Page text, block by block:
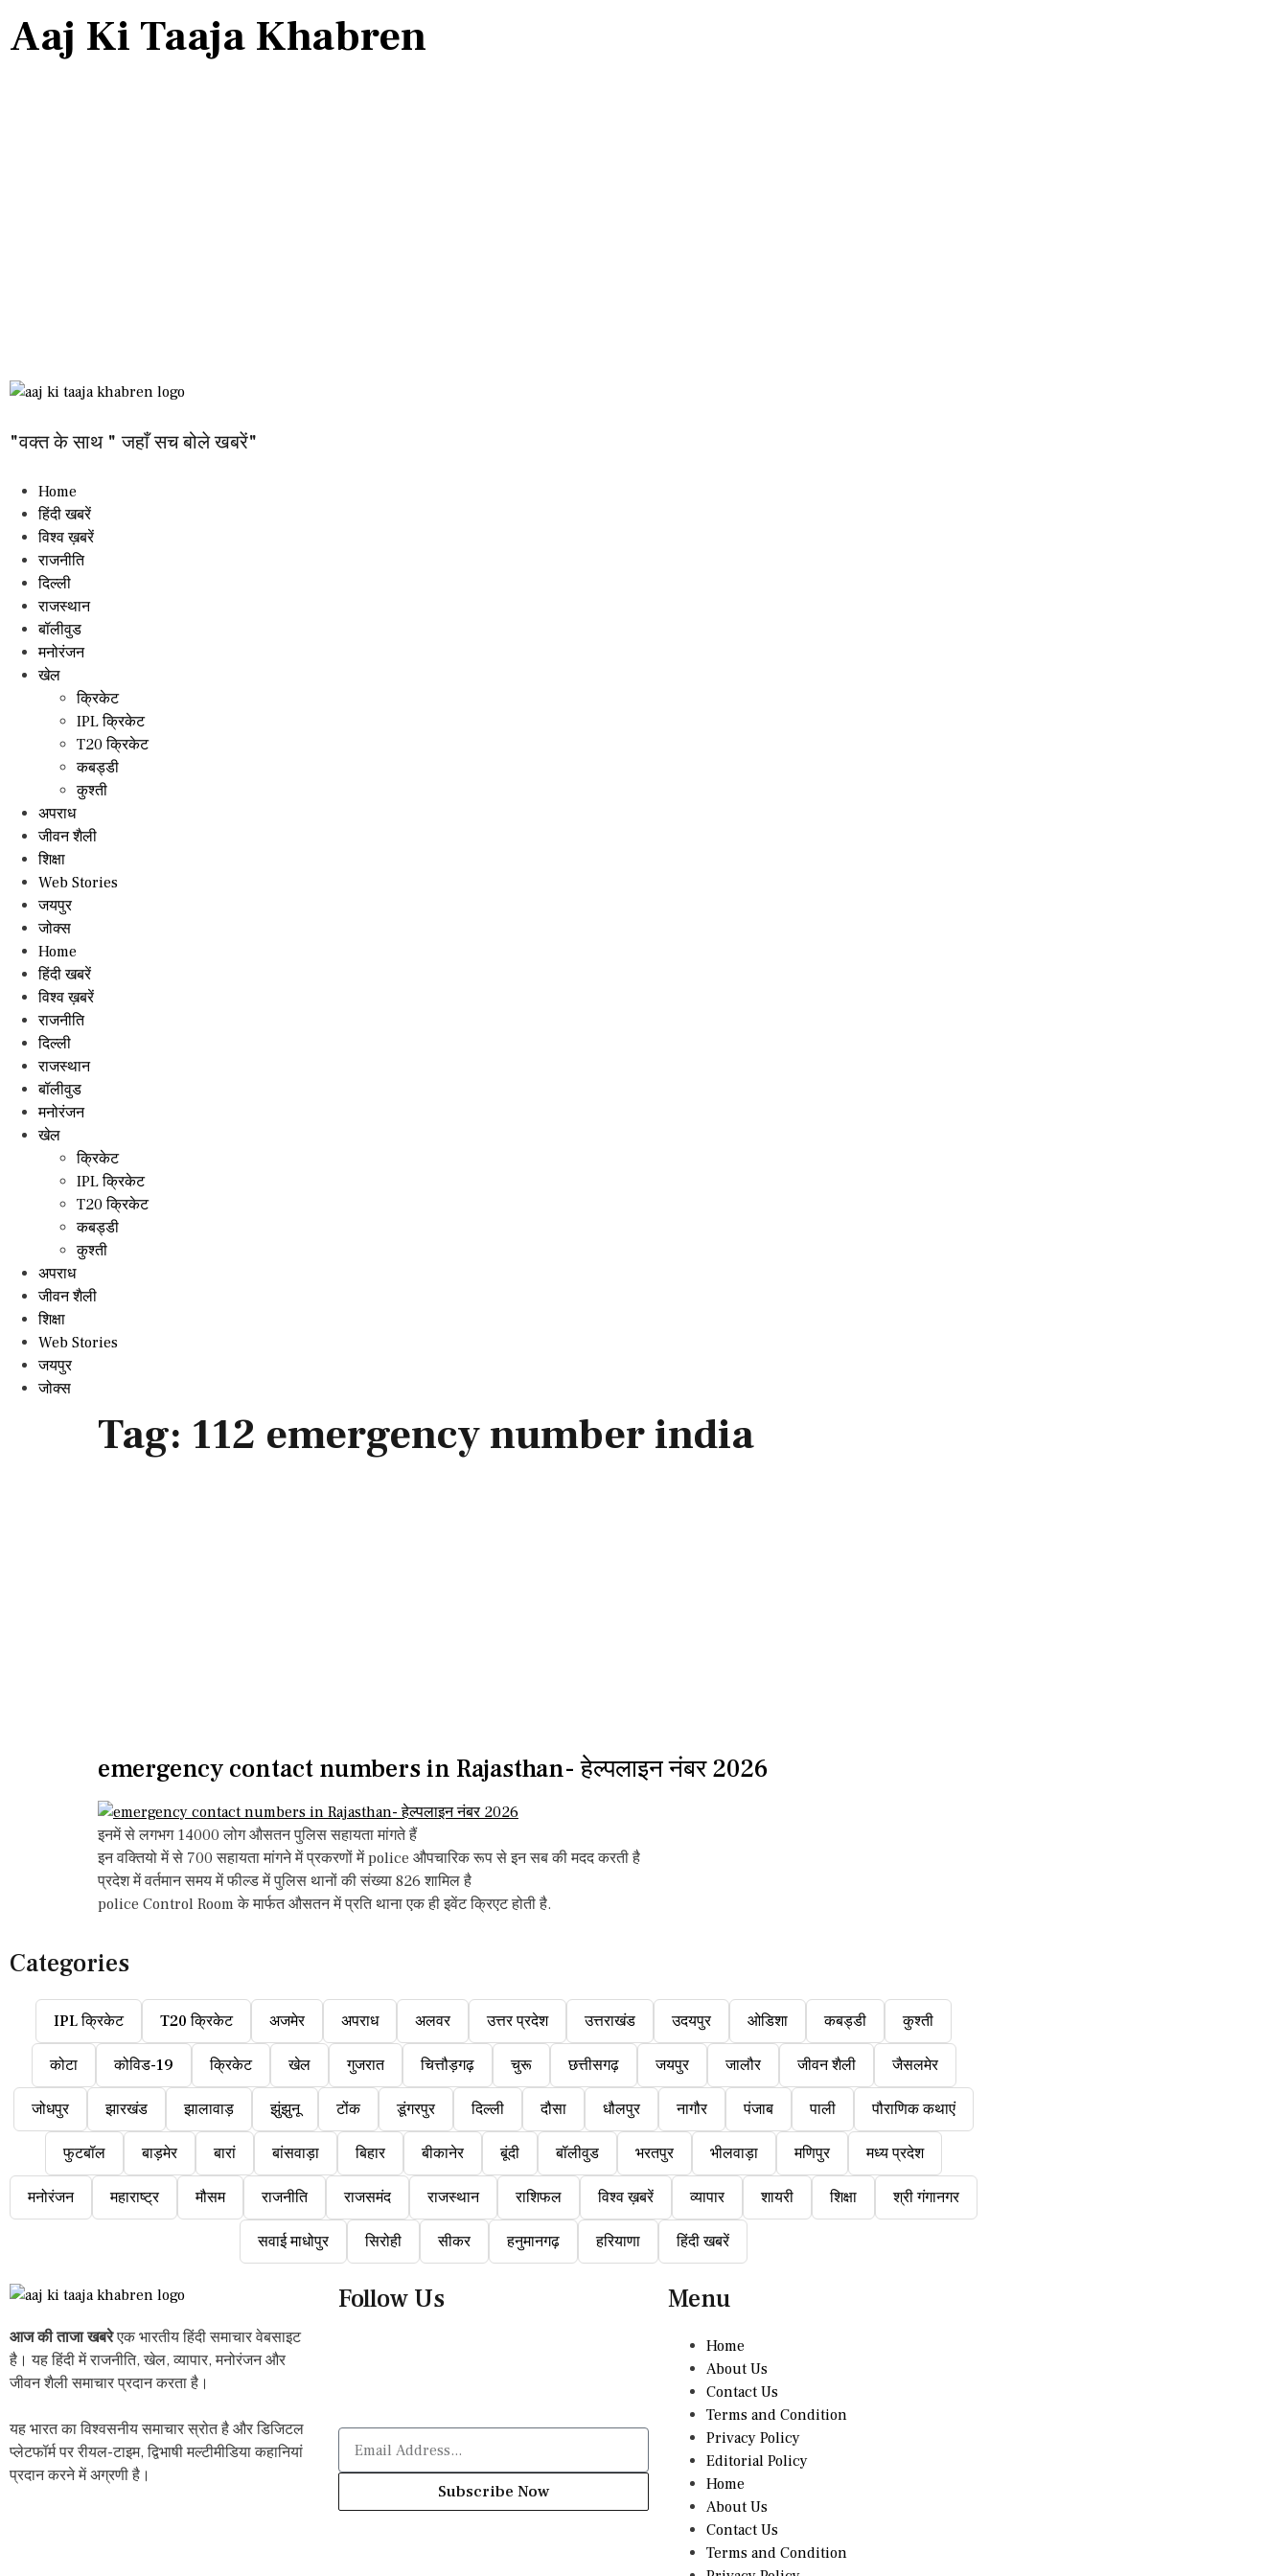
Aaj Ki Taaja Khabren
"वक्त के साथ " जहाँ सच बोले खबरें"
Home
हिंदी खबरें
विश्व ख़बरें
राजनीति
दिल्ली
राजस्थान
बॉलीवुड
मनोरंजन
खेल
क्रिकेट
IPL क्रिकेट
T20 क्रिकेट
कबड्डी
कुश्ती
अपराध
जीवन शैली
शिक्षा
Web Stories
जयपुर
जोक्स
Home
हिंदी खबरें
विश्व ख़बरें
राजनीति
दिल्ली
राजस्थान
बॉलीवुड
मनोरंजन
खेल
क्रिकेट
IPL क्रिकेट
T20 क्रिकेट
कबड्डी
कुश्ती
अपराध
जीवन शैली
शिक्षा
Web Stories
जयपुर
जोक्स
Tag: 112 emergency number india
emergency contact numbers in Rajasthan- हेल्पलाइन नंबर 2026
इनमें से लगभग 14000 लोग औसतन पुलिस सहायता मांगते हैं
इन वक्तियो में से 700 सहायता मांगने में प्रकरणों में police औपचारिक रूप से इन सब की मदद करती है
प्रदेश में वर्तमान समय में फील्ड में पुलिस थानों की संख्या 826 शामिल है
police Control Room के मार्फत औसतन में प्रति थाना एक ही इवेंट क्रिएट होती है.
Categories
IPL क्रिकेट T20 क्रिकेट अजमेर अपराध अलवर उत्तर प्रदेश उत्तराखंड उदयपुर ओडिशा कबड्डी कुश्ती
कोटा कोविड-19 क्रिकेट खेल गुजरात चित्तौड़गढ़ चुरू छत्तीसगढ़ जयपुर जालौर जीवन शैली जैसलमेर
जोधपुर झारखंड झालावाड़ झुंझुनू टोंक डूंगरपुर दिल्ली दौसा धौलपुर नागौर पंजाब पाली पौराणिक कथाएं
फुटबॉल बाड़मेर बारां बांसवाड़ा बिहार बीकानेर बूंदी बॉलीवुड भरतपुर भीलवाड़ा मणिपुर मध्य प्रदेश
मनोरंजन महाराष्ट्र मौसम राजनीति राजसमंद राजस्थान राशिफल विश्व ख़बरें व्यापार शायरी शिक्षा श्री गंगानगर
सवाई माधोपुर सिरोही सीकर हनुमानगढ़ हरियाणा हिंदी खबरें
आज की ताजा खबरेएक भारतीय हिंदी समाचार वेबसाइट
है। यह हिंदी में राजनीति, खेल, व्यापार, मनोरंजन और
जीवन शैली समाचार प्रदान करता है।
यह भारत का विश्वसनीय समाचार स्रोत है और डिजिटल
प्लेटफॉर्म पर रीयल-टाइम, द्विभाषी मल्टीमीडिया कहानियां
प्रदान करने में अग्रणी है।
Follow Us
Subscribe Now
Menu
Home
About Us
Contact Us
Terms and Condition
Privacy Policy
Editorial Policy
Home
About Us
Contact Us
Terms and Condition